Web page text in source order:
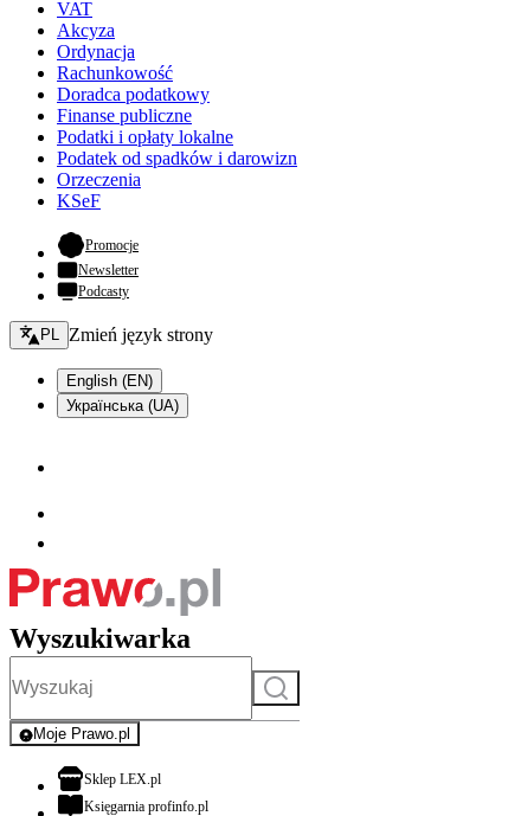
VAT
Akcyza
Ordynacja
Rachunkowość
Doradca podatkowy
Finanse publiczne
Podatki i opłaty lokalne
Podatek od spadków i darowizn
Orzeczenia
KSeF
Promocje- otwiera się w nowej karcie
Newsletter
Podcasty
Zmień język - bieżący:
PL Zmień język strony
English (EN)
Українська (UA)
Wyszukiwarka
Szukaj
Moje Prawo.pl
- rejestracja i logowanie do serwisu
Sklep LEX.plotwiera się w nowej karcie
Księgarnia profinfo.plotwiera się w nowej karcie